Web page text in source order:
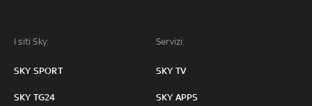
I siti Sky:
SKY SPORT
SKY TG24
Servizi:
SKY TV
SKY APPS